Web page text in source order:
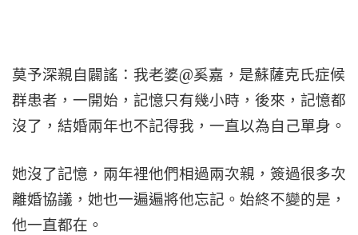
莫予深親自闢謠：我老婆@奚嘉，是蘇薩克氏症候
群患者，一開始，記憶只有幾小時，後來，記憶都
沒了，結婚兩年也不記得我，一直以為自己單身。
她沒了記憶，兩年裡他們相過兩次親，簽過很多次
離婚協議，她也一遍遍將他忘記。始終不變的是，
他一直都在。